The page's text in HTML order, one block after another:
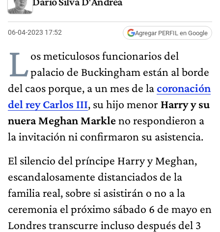
06-04-2023 17:52 Agregar PERFIL en Google
Los meticulosos funcionarios del
palacio de Buckingham están al borde
del caos porque, a un mes de lacoronación
del rey Carlos III, su hijo menor Harry y su
nuera Meghan Markleno respondieron a
la invitación ni confirmaron su asistencia.
El silencio del príncipe Harry y Meghan,
escandalosamente distanciados de la
familia real, sobre si asistirán o no a la
ceremonia el próximo sábado 6 de mayo en
Londres transcurre incluso después del 3